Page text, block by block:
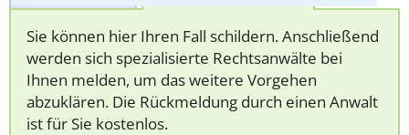
Sie können hier Ihren Fall schildern. Anschließend
werden sich spezialisierte Rechtsanwälte bei
Ihnen melden, um das weitere Vorgehen
abzuklären. Die Rückmeldung durch einen Anwalt
ist für Sie kostenlos.